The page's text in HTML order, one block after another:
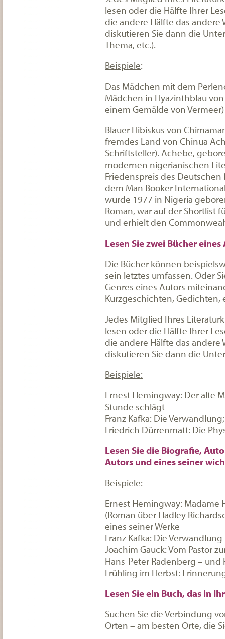
lesen oder die Hälfte Ihrer
die andere Hälfte das andere
diskutieren Sie dann die
Thema, etc.).
Beispiele:
Das Mädchen mit dem
Mädchen in Hyazinthblau
einem Gemälde von Vermeer)
Blauer Hibiskus von
fremdes Land von Chinua
Schriftsteller). Achebe,
modernen nigerianischen
Friedenspreis des
dem Man Booker
wurde 1977 in Nigeria
Roman, war auf der Shortlist
und erhielt den
Lesen Sie zwei Bücher
Die Bücher können
sein letztes umfassen. Oder
Genres eines Autors
Kurzgeschichten, Gedichten,
Jedes Mitglied Ihres
lesen oder die Hälfte Ihrer
die andere Hälfte das andere
diskutieren Sie dann die
Beispiele:
Ernest Hemingway: Der alte
Stunde schlägt
Franz Kafka: Die
Friedrich Dürrenmatt: Die
Lesen Sie die Biografie,
Autors und eines seiner
Beispiele:
Ernest Hemingway: Madame
(Roman über Hadley
eines seiner Werke
Franz Kafka: Die
Joachim Gauck: Vom Pastor
Hans-Peter Radenberg –
Frühling im Herbst:
Lesen Sie ein Buch, das in
Suchen Sie die Verbindung
Orten – am besten Orte, die